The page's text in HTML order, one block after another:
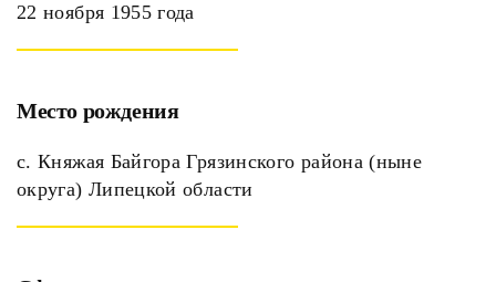
22 ноября 1955 года
Место рождения
с. Княжая Байгора Грязинского района (ныне
округа) Липецкой области